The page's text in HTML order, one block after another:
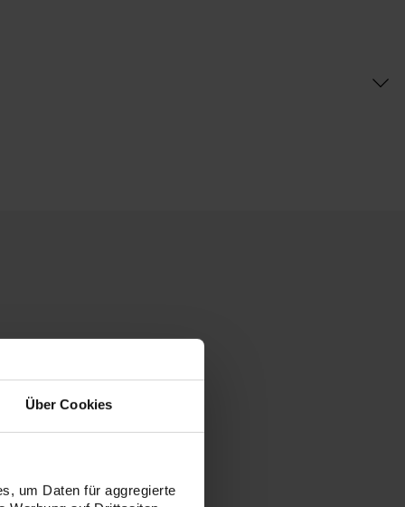
Über Cookies
um Daten für aggregierte